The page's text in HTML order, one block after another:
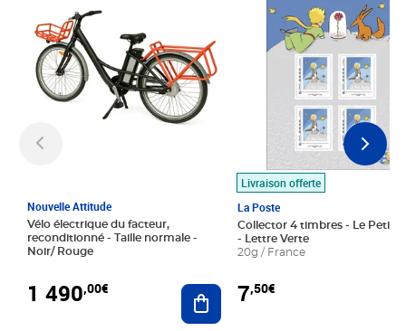
Nouvelle Attitude
Vélo électrique du facteur,
reconditionné - Taille normale -
Noir/ Rouge
1 490,00€ Ajouter au panier
Livraison offerte
La Poste
Collector 4 timbres - Le Petit
- Lettre Verte
20g / France
7,50€